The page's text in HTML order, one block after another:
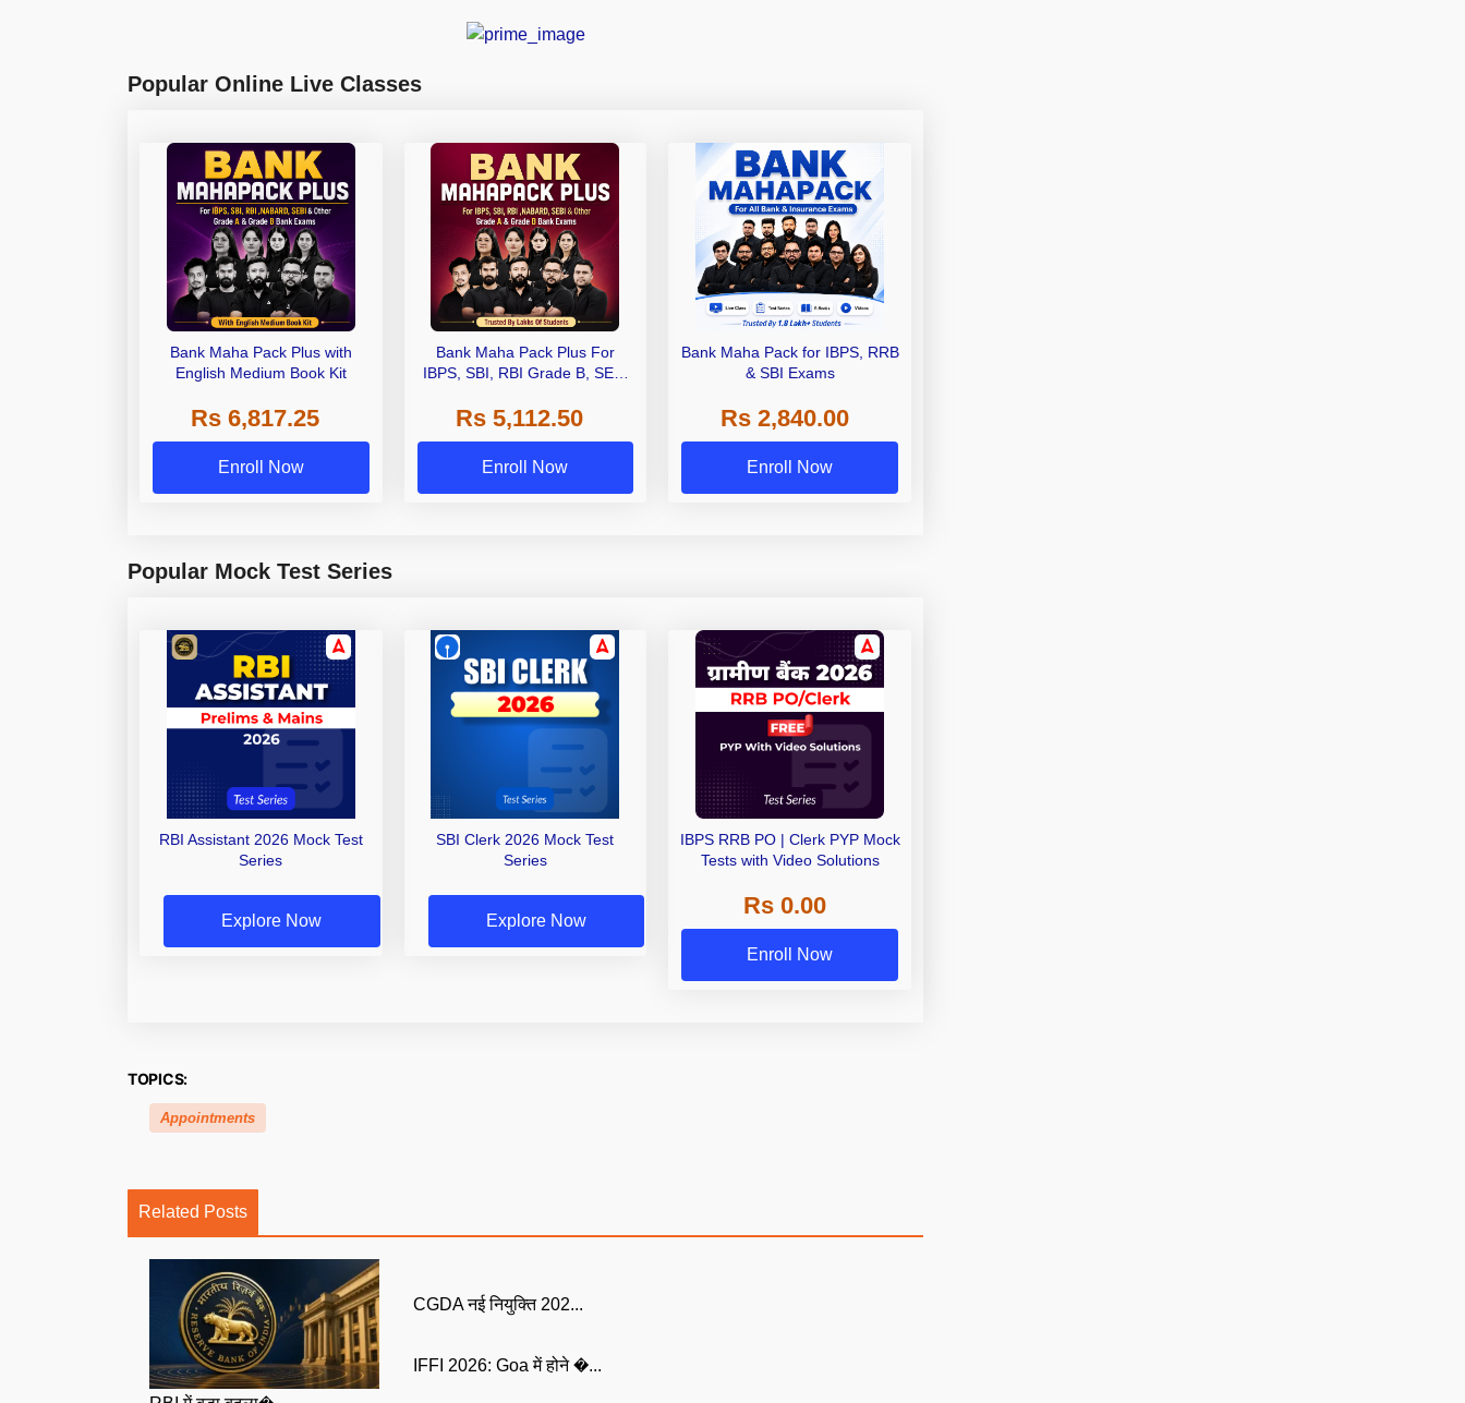
Popular Online Live Classes
Bank Maha Pack Plus with
English Medium Book Kit
Rs 6,817.25
Enroll Now
Bank Maha Pack Plus For
IBPS, SBI, RBI Grade B, SEBI
Other Grade A & Grade B Bank
Exams
Rs 5,112.50
Enroll Now
Bank Maha Pack for IBPS, RRB
& SBI Exams
Rs 2,840.00
Enroll Now
Popular Mock Test Series
RBI Assistant 2026 Mock Test
Series
Explore Now
SBI Clerk 2026 Mock Test
Series
Explore Now
IBPS RRB PO | Clerk PYP Mock
Tests with Video Solutions
Rs 0.00
Enroll Now
TOPICS:
Appointments
Related Posts
CGDA नई नियुक्ति 202...
IFFI 2026: Goa में होने �...